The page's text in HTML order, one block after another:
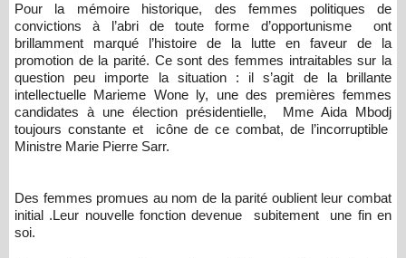
Pour la mémoire historique, des femmes politiques de
convictions à l’abri de toute forme d’opportunisme ont
brillamment marqué l’histoire de la lutte en faveur de la
promotion de la parité. Ce sont des femmes intraitables sur la
question peu importe la situation : il s’agit de la brillante
intellectuelle Marieme Wone ly, une des premières femmes
candidates à une élection présidentielle, Mme Aida Mbodj
toujours constante et icône de ce combat, de l’incorruptible
Ministre Marie Pierre Sarr.
Des femmes promues au nom de la parité oublient leur combat
initial .Leur nouvelle fonction devenue subitement une fin en
soi.